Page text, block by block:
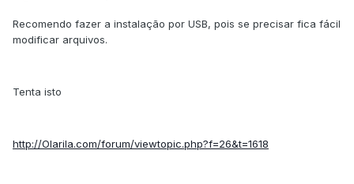
Recomendo fazer a instalação por USB, pois se precisar fica fácil
modificar arquivos.
Tenta isto
http://Olarila.com/forum/viewtopic.php?f=26&t=1618